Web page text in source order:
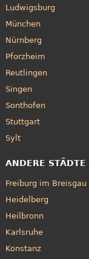
Ludwigsburg
München
Nürnberg
Pforzheim
Reutlingen
Singen
Sonthofen
Stuttgart
Sylt
ANDERE
Freiburg im Breisgau
Heidelberg
Heilbronn
Karlsruhe
Konstanz